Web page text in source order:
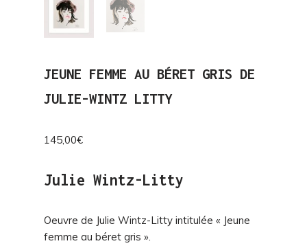
JEUNE FEMME AU BÉRET GRIS DE
JULIE-WINTZ LITTY
145,00€
Julie Wintz-Litty
Oeuvre de Julie Wintz-Litty intitulée « Jeune
femme au béret gris ».